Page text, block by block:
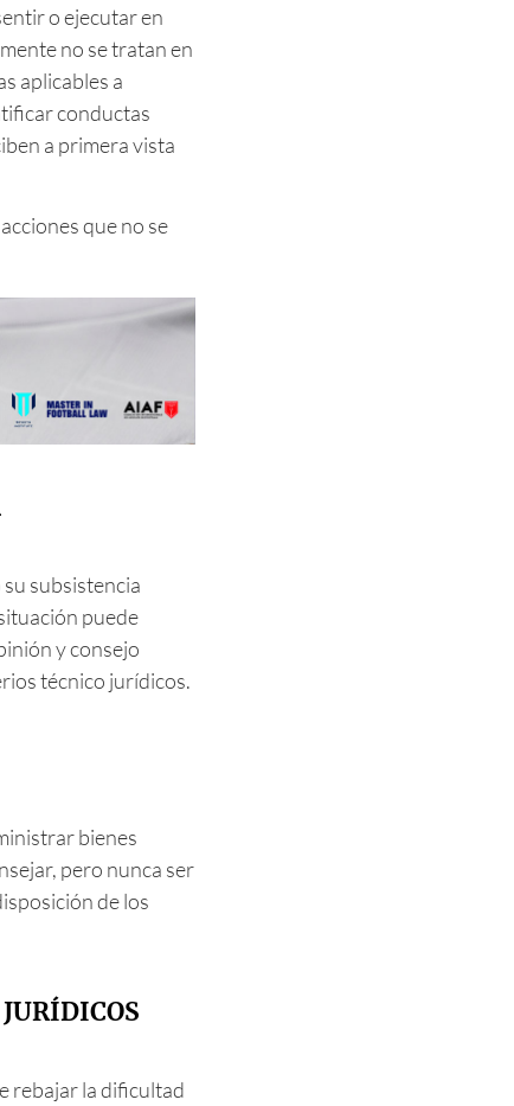
o ejecutar en
no se tratan en
aplicables a
conductas
a primera vista
que no se
subsistencia
puede
y consejo
técnico jurídicos.
bienes
pero nunca ser
de los
rebajar la dificultad